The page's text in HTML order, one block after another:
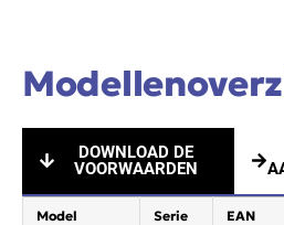
DOWNLOAD DE
VOORWAARDEN
Model Serie EAN